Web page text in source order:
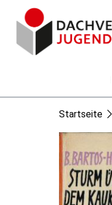
Startseite